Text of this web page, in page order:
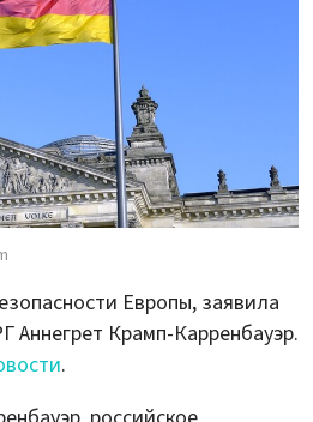
Европы, заявила
Крамп-Карренбауэр.
.